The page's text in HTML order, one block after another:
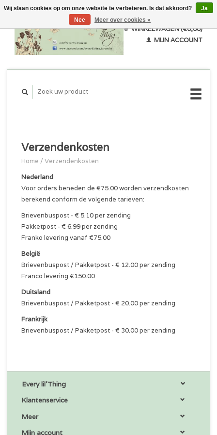
WINKELWAGEN (€0,00)
MIJN ACCOUNT
Verzendenkosten
Home / Verzendenkosten
Nederland
Voor orders beneden de €75.00 worden verzendkosten
berekend conform de volgende tarieven:
Brievenbuspost - € 5.10 per zending
Pakketpost - € 6.99 per zending
Franko levering vanaf €75.00
België
Brievenbuspost / Pakketpost - € 12.00 per zending
Franco levering €150.00
Duitsland
Brievenbuspost / Pakketpost - € 20.00 per zending
Frankrijk
Brievenbuspost / Pakketpost - € 30.00 per zending
Every lil'Thing
Klantenservice
Meer
Mijn account
Wij slaan cookies op om onze website te verbeteren. Is dat akkoord?
Ja
Nee
Meer over cookies »